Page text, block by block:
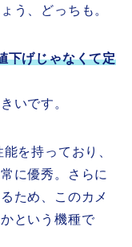
う、どっちも。
下げじゃなくて定
いです。
を持っており、
に優秀。さらに
ため、このカメ
という機種で